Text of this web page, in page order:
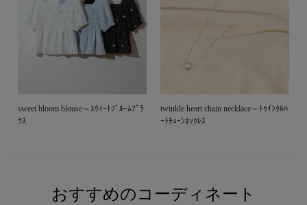
sweet bloom blouse～ｽｳｨｰﾄﾌﾞﾙｰﾑﾌﾞﾗ
ｳｽ
twinkle heart chain necklace～ﾄｩｲﾝｸﾙﾊ
ｰﾄﾁｪｰﾝﾈｯｸﾚｽ
おすすめのコーディネート